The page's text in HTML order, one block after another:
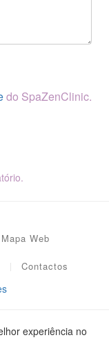
do SpaZenClinic.
Mapa Web
Contactos
experiência no